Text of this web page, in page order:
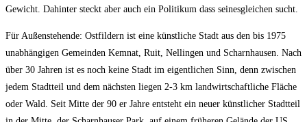
Gewicht. Dahinter steckt aber auch ein Politikum dass seinesgleichen sucht.
Für Außenstehende: Ostfildern ist eine künstliche Stadt aus den bis 1975
unabhängigen Gemeinden Kemnat, Ruit, Nellingen und Scharnhausen. Nach
über 30 Jahren ist es noch keine Stadt im eigentlichen Sinn, denn zwischen
jedem Stadtteil und dem nächsten liegen 2-3 km landwirtschaftliche Fläche
oder Wald. Seit Mitte der 90 er Jahre entsteht ein neuer künstlicher Stadtteil